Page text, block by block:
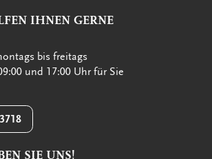
IHNEN GERNE
bis freitags
und 17:00 Uhr für Sie
SIE UNS!